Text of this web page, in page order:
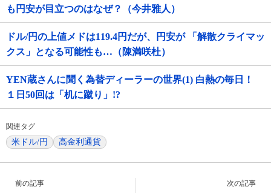
も円安が目立つのはなぜ？（今井雅人）
ドル/円の上値メドは119.4円だが、円安が 「解散クライマッ
クス」となる可能性も…（陳満咲杜）
YEN蔵さんに聞く為替ディーラーの世界(1) 白熱の毎日！
１日50回は「机に蹴り」!?
関連タグ
米ドル/円 高金利通貨
前の記事 次の記事